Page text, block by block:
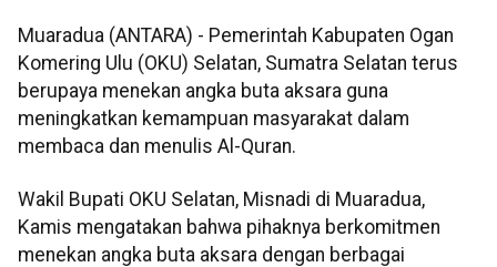
Muaradua (ANTARA) - Pemerintah Kabupaten Ogan
Komering Ulu (OKU) Selatan, Sumatra Selatan terus
berupaya menekan angka buta aksara guna
meningkatkan kemampuan masyarakat dalam
membaca dan menulis Al-Quran.
Wakil Bupati OKU Selatan, Misnadi di Muaradua,
Kamis mengatakan bahwa pihaknya berkomitmen
menekan angka buta aksara dengan berbagai